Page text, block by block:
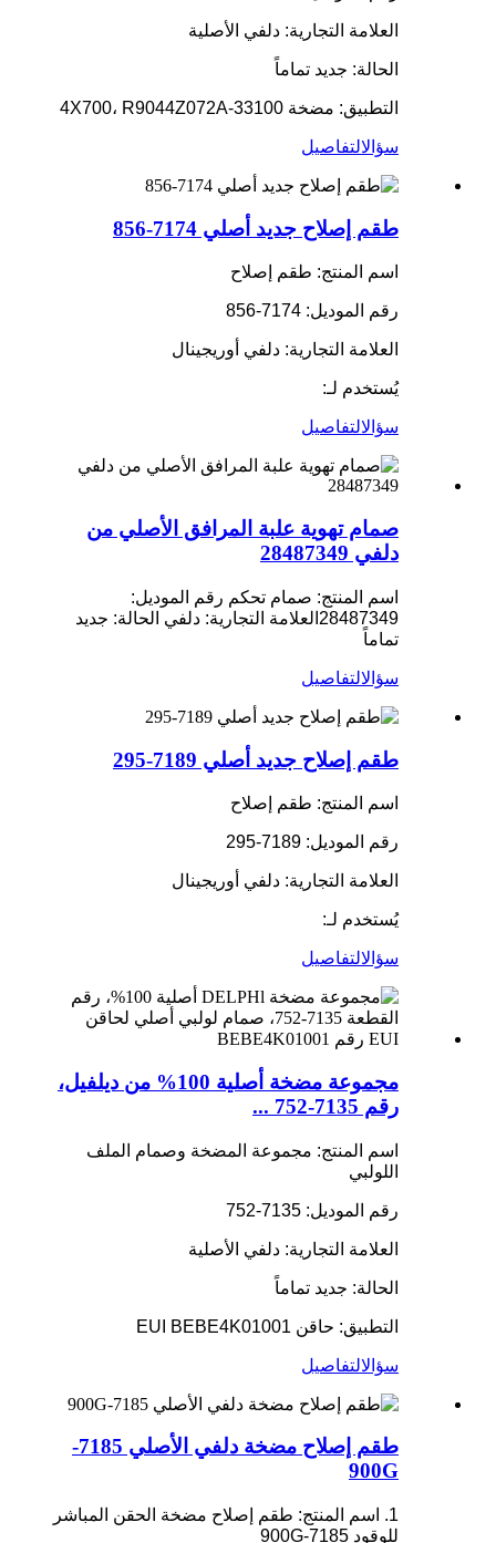
العلامة التجارية: دلفي الأصلية
الحالة: جديد تماماً
التطبيق: مضخة 33100-4X700، R9044Z072A
سؤالالتفاصيل
طقم إصلاح جديد أصلي 7174-856
اسم المنتج: طقم إصلاح
رقم الموديل: 7174-856
العلامة التجارية: دلفي أوريجينال
يُستخدم لـ:
سؤالالتفاصيل
صمام تهوية علبة المرافق الأصلي من
دلفي 28487349
اسم المنتج: صمام تحكم رقم الموديل:
28487349 العلامة التجارية: دلفي الحالة: جديد
تماماً
سؤالالتفاصيل
طقم إصلاح جديد أصلي 7189-295
اسم المنتج: طقم إصلاح
رقم الموديل: 7189-295
العلامة التجارية: دلفي أوريجينال
يُستخدم لـ:
سؤالالتفاصيل
مجموعة مضخة أصلية 100% من ديلفيل،
رقم 7135-752 ...
اسم المنتج: مجموعة المضخة وصمام الملف
اللولبي
رقم الموديل: 7135-752
العلامة التجارية: دلفي الأصلية
الحالة: جديد تماماً
التطبيق: حاقن EUI BEBE4K01001
سؤالالتفاصيل
طقم إصلاح مضخة دلفي الأصلي 7185-
900G
1. اسم المنتج: طقم إصلاح مضخة الحقن المباشر
للوقود 7185-900G